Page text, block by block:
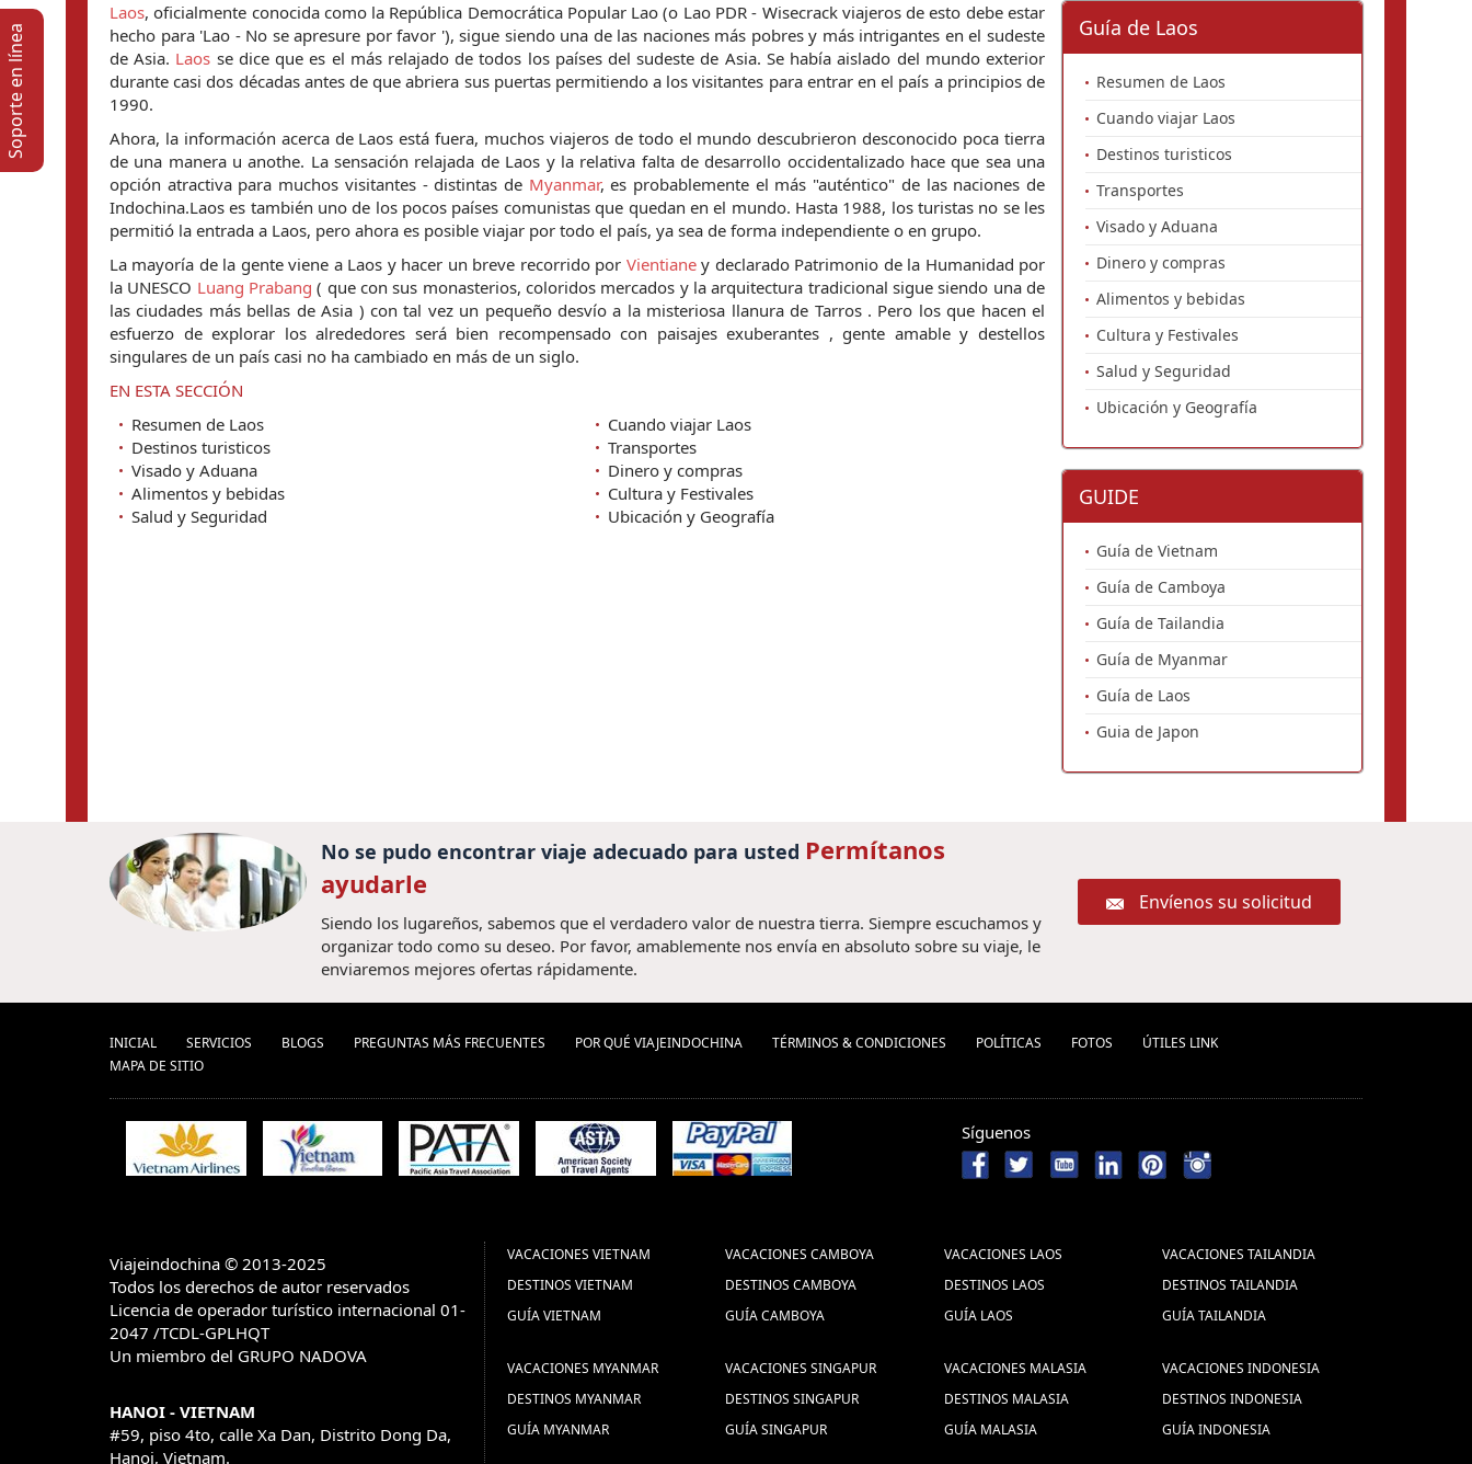
Laos, oficialmente conocida como la República Democrática Popular Lao (o Lao PDR - Wisecrack viajeros de esto debe estar
hecho para 'Lao - No se apresure por favor '), sigue siendo una de las naciones más pobres y más intrigantes en el sudeste
de Asia. Laos se dice que es el más relajado de todos los países del sudeste de Asia. Se había aislado del mundo exterior
durante casi dos décadas antes de que abriera sus puertas permitiendo a los visitantes para entrar en el país a principios de
1990.
Ahora, la información acerca de Laos está fuera, muchos viajeros de todo el mundo descubrieron desconocido poca tierra
de una manera u anothe. La sensación relajada de Laos y la relativa falta de desarrollo occidentalizado hace que sea una
opción atractiva para muchos visitantes - distintas de Myanmar, es probablemente el más "auténtico" de las naciones de
Indochina.Laos es también uno de los pocos países comunistas que quedan en el mundo. Hasta 1988, los turistas no se les
permitió la entrada a Laos, pero ahora es posible viajar por todo el país, ya sea de forma independiente o en grupo.
La mayoría de la gente viene a Laos y hacer un breve recorrido por Vientianey declarado Patrimonio de la Humanidad por
la UNESCO Luang Prabang ( que con sus monasterios, coloridos mercados y la arquitectura tradicional sigue siendo una de
las ciudades más bellas de Asia ) con tal vez un pequeño desvío a la misteriosa llanura de Tarros . Pero los que hacen el
esfuerzo de explorar los alrededores será bien recompensado con paisajes exuberantes , gente amable y destellos
singulares de un país casi no ha cambiado en más de un siglo.
EN ESTA SECCIÓN
Resumen de Laos
Cuando viajar Laos
Destinos turisticos
Transportes
Visado y Aduana
Dinero y compras
Alimentos y bebidas
Cultura y Festivales
Salud y Seguridad
Ubicación y Geografía
Guía de Laos
Resumen de Laos
Cuando viajar Laos
Destinos turisticos
Transportes
Visado y Aduana
Dinero y compras
Alimentos y bebidas
Cultura y Festivales
Salud y Seguridad
Ubicación y Geografía
GUIDE
Guía de Vietnam
Guía de Camboya
Guía de Tailandia
Guía de Myanmar
Guía de Laos
Guia de Japon
Soporte en lí­nea
No se pudo encontrar viaje adecuado para usted Permítanos
ayudarle
Siendo los lugareños, sabemos que el verdadero valor de nuestra tierra. Siempre escuchamos y
organizar todo como su deseo. Por favor, amablemente nos envía en absoluto sobre su viaje, le
enviaremos mejores ofertas rápidamente.
Envíenos su solicitud
INICIAL SERVICIOS BLOGS PREGUNTAS MÁS FRECUENTES POR QUÉ VIAJEINDOCHINA TÉRMINOS & CONDICIONES POLÍ­TICAS FOTOS
ÚTILES LINK
MAPA DE SITIO
Síguenos
Viajeindochina © 2013-2025
Todos los derechos de autor reservados
Licencia de operador turístico internacional 01-
2047 /TCDL-GPLHQT
Un miembro del GRUPO NADOVA
HANOI - VIETNAM
#59, piso 4to, calle Xa Dan, Distrito Dong Da,
Hanoi, Vietnam.
VACACIONES VIETNAM
DESTINOS VIETNAM
GUÍA VIETNAM
VACACIONES CAMBOYA
DESTINOS CAMBOYA
GUÍA CAMBOYA
VACACIONES LAOS
DESTINOS LAOS
GUÍA LAOS
VACACIONES TAILANDIA
DESTINOS TAILANDIA
GUÍA TAILANDIA
VACACIONES MYANMAR
DESTINOS MYANMAR
GUÍA MYANMAR
VACACIONES SINGAPUR
DESTINOS SINGAPUR
GUÍA SINGAPUR
VACACIONES MALASIA
DESTINOS MALASIA
GUÍA MALASIA
VACACIONES INDONESIA
DESTINOS INDONESIA
GUÍA INDONESIA